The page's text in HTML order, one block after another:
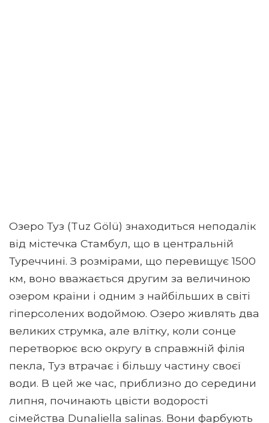
Озеро Туз (Tuz Gölü) знаходиться неподалік
від містечка Стамбул, що в центральній
Туреччині. З розмірами, що перевищує 1500
км, воно вважається другим за величиною
озером країни і одним з найбільших в світі
гіперсолених водоймою. Озеро живлять два
великих струмка, але влітку, коли сонце
перетворює всю округу в справжній філія
пекла, Туз втрачає і більшу частину своєї
води. В цей же час, приблизно до середини
липня, починають цвісти водорості
сімейства Dunaliella salinas. Вони фарбують